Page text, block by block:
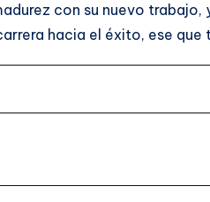
con su nuevo trabajo,
hacia el éxito, ese que